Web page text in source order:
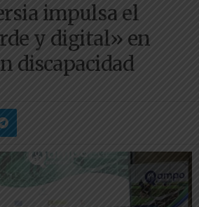
impulsa el
y digital» en
discapacidad